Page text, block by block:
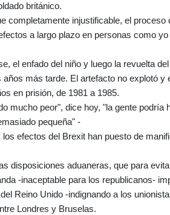
británico.
completamente injustificable, el proceso
a largo plazo en personas como
el enfado del niño y luego la revuelta
años más tarde. El artefacto no explotó
en prisión, de 1981 a 1985.
mucho peor", dice hoy, "la gente podría
pequeña" -
los efectos del Brexit han puesto de
disposiciones aduaneras, que para
-inaceptable para los republicanos-
Reino Unido -indignando a los
Londres y Bruselas.